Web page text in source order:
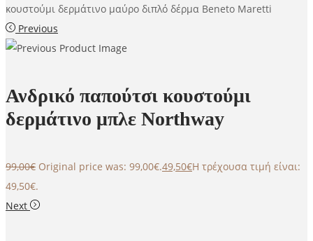
κουστούμι δερμάτινο μαύρο διπλό δέρμα Beneto Maretti
Previous
Ανδρικό παπούτσι κουστούμι
δερμάτινο μπλε Northway
99,00€ Original price was: 99,00€.49,50€Η τρέχουσα τιμή είναι:
49,50€.
Next